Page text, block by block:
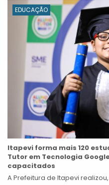
EDUCAÇÃO
Itapevi forma mais 120
Tutor em Tecnologia
capacitados
A Prefeitura de Itapevi realizou,